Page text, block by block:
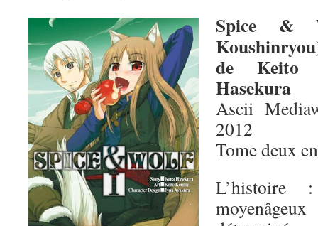
Spice &
de Keito
Hasekura
Ascii
2012
Tome deux
L’histoire